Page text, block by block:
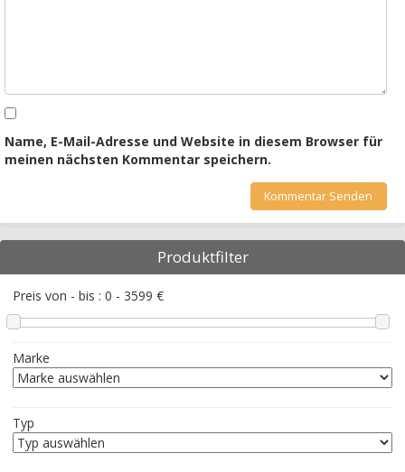
Name, E-Mail-Adresse und Website in diesem Browser für
meinen nächsten Kommentar speichern.
Produktfilter
Preis von - bis : 0 - 3599 €
Marke
Typ